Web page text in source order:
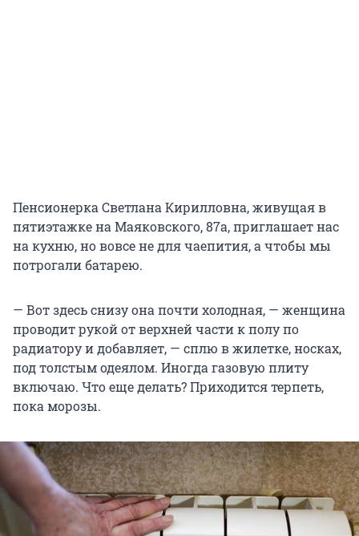
Пенсионерка Светлана Кирилловна, живущая в
пятиэтажке на Маяковского, 87а, приглашает нас
на кухню, но вовсе не для чаепития, а чтобы мы
потрогали батарею.
— Вот здесь снизу она почти холодная, — женщина
проводит рукой от верхней части к полу по
радиатору и добавляет, — сплю в жилетке, носках,
под толстым одеялом. Иногда газовую плиту
включаю. Что еще делать? Приходится терпеть,
пока морозы.